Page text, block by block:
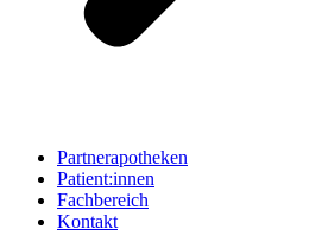
Partnerapotheken
Patient:innen
Fachbereich
Kontakt